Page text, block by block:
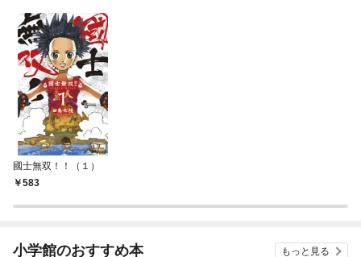
國士無双！！（１）
583
小学館のおすすめ本 もっと見る